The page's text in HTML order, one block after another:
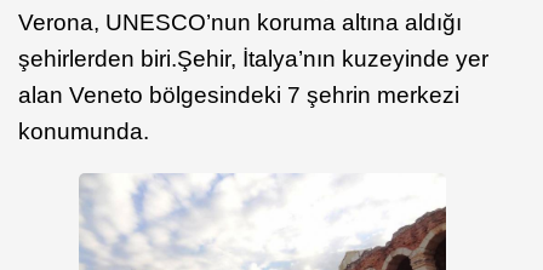
Verona, UNESCO’nun koruma altına aldığı
şehirlerden biri.Şehir, İtalya’nın kuzeyinde yer
alan Veneto bölgesindeki 7 şehrin merkezi
konumunda.